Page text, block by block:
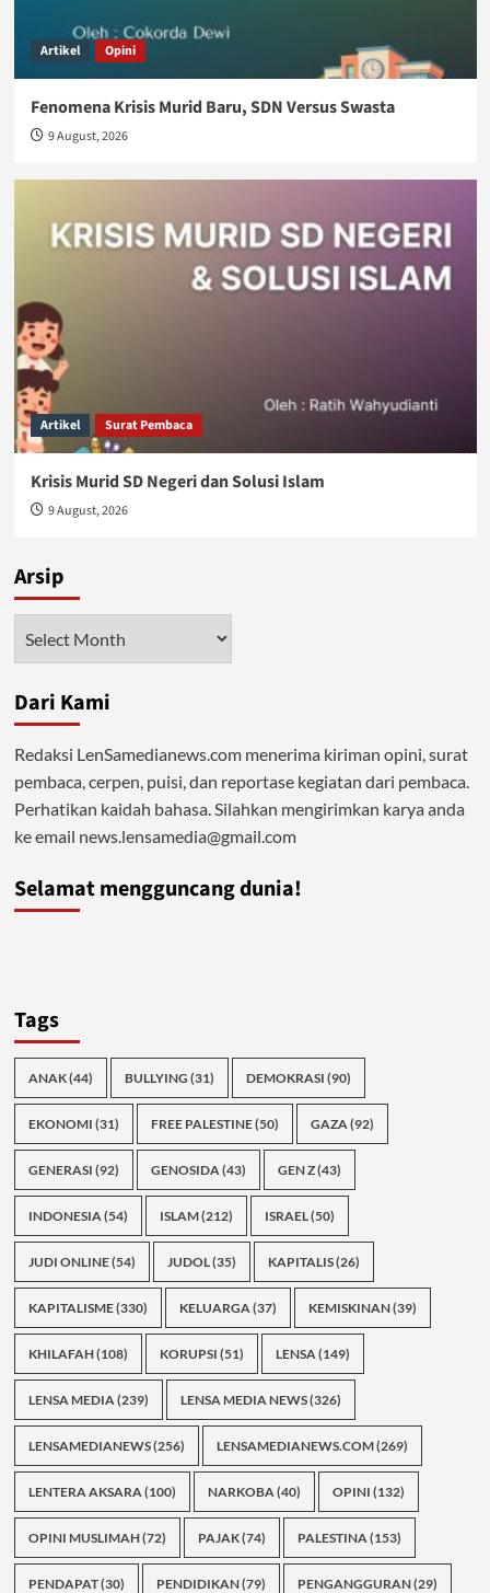
Artikel Opini
Fenomena Krisis Murid Baru, SDN Versus Swasta
9 August, 2026
Artikel Surat Pembaca
Krisis Murid SD Negeri dan Solusi Islam
9 August, 2026
Arsip
Dari Kami
Redaksi LenSamedianews.com menerima kiriman opini, surat
pembaca, cerpen, puisi, dan reportase kegiatan dari pembaca.
Perhatikan kaidah bahasa. Silahkan mengirimkan karya anda
ke email news.lensamedia@gmail.com
Selamat mengguncang dunia!
Tags
ANAK(44) BULLYING (31) DEMOKRASI (90)
EKONOMI (31) FREE PALESTINE(50) GAZA(92)
GENERASI (92) GENOSIDA(43) GEN Z(43)
INDONESIA(54) ISLAM(212) ISRAEL(50)
JUDI ONLINE(54) JUDOL(35) KAPITALIS(26)
KAPITALISME(330) KELUARGA(37) KEMISKINAN(39)
KHILAFAH(108) KORUPSI (51) LENSA(149)
LENSA MEDIA(239) LENSA MEDIA NEWS(326)
LENSAMEDIANEWS(256) LENSAMEDIANEWS.COM(269)
LENTERA AKSARA(100) NARKOBA(40) OPINI (132)
OPINI MUSLIMAH(72) PAJAK(74) PALESTINA(153)
PENDAPAT(30) PENDIDIKAN(79) PENGANGGURAN(29)